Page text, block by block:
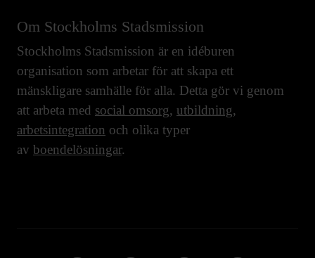
Om Stockholms Stadsmission
Stockholms Stadsmission är en idéburen
organisation som arbetar för att skapa ett
mänskligare samhälle för alla. Detta gör vi genom
att arbeta med social omsorg, utbildning,
arbetsintegration och olika typer
av boendelösningar.